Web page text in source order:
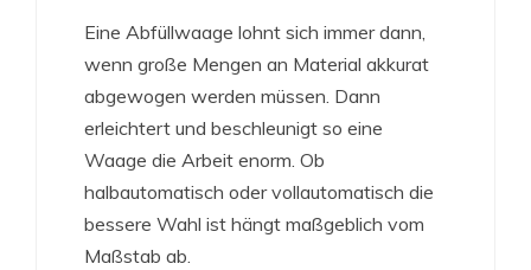
Eine Abfüllwaage lohnt sich immer dann,
wenn große Mengen an Material akkurat
abgewogen werden müssen. Dann
erleichtert und beschleunigt so eine
Waage die Arbeit enorm. Ob
halbautomatisch oder vollautomatisch die
bessere Wahl ist hängt maßgeblich vom
Maßstab ab.